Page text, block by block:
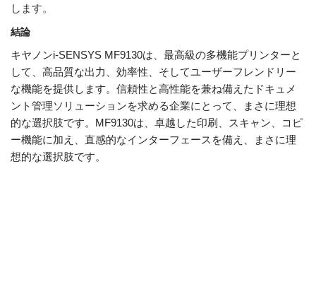
します。
結論
キヤノンi-SENSYS MF9130は、最高級の多機能プリンターと
して、高品質な出力、効率性、そしてユーザーフレンドリー
な機能を提供します。信頼性と高性能を兼ね備えたドキュメ
ント管理ソリューションを求める企業にとって、まさに理想
的な選択肢です。MF9130は、卓越した印刷、スキャン、コピ
ー機能に加え、直感的なインターフェースを備え、まさに理
想的な選択肢です。